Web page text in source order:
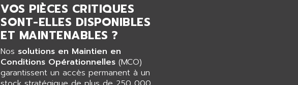
VOS PIÈCES CRITIQUES
SONT-ELLES DISPONIBLES
ET MAINTENABLES ?
Nos solutions en Maintien en
Conditions Opérationnelles (MCO)
garantissent un accès permanent à un